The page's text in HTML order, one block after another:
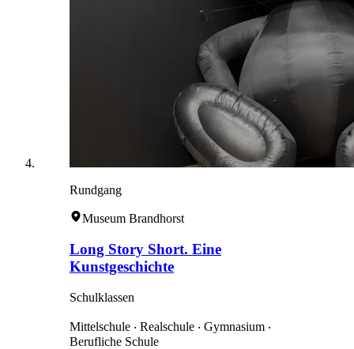
Rundgang
Museum Brandhorst
Long Story Short. Eine
Kunstgeschichte
Schulklassen
Mittelschule ‧ Realschule ‧ Gymnasium ‧
Berufliche Schule